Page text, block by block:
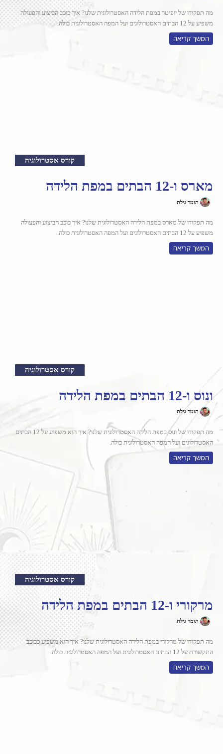
מה תפקודו של יופיטר במפת הלידה האסטרולוגית שלנו? איך כוכב הביצוע והפעולה
משפיע על 12 הבתים האסטרולוגים ועל המפה האסטרולוגית כולה.
המשך קריאה
קורס אסטרולוגיה
מארס ו-12 הבתים במפת הלידה
תומר גילת
מה תפקודו של מארס במפת הלידה האסטרולוגית שלנו? איך כוכב הביצוע והפעולה
משפיע על 12 הבתים האסטרולוגים ועל המפה האסטרולוגית כולה.
המשך קריאה
קורס אסטרולוגיה
ונוס ו-12 הבתים במפת הלידה
תומר גילת
מה תפקודו של ונוס במפת הלידה האסטרולוגית שלנו? איך הוא משפיע על 12 הבתים
האסטרולוגים ועל המפה האסטרולוגית כולה.
המשך קריאה
קורס אסטרולוגיה
מרקורי ו-12 הבתים במפת הלידה
תומר גילת
מה תפקודו של מרקורי במפת הלידה האסטרולוגית שלנו? איך הוא משפיע ככוכב
התקשורת על 12 הבתים האסטרולוגים ועל המפה האסטרולוגית כולה.
המשך קריאה